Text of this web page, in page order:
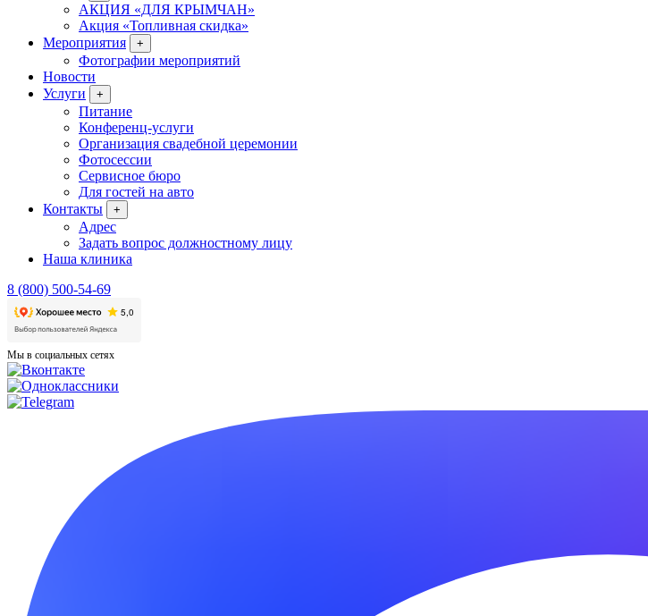
АКЦИЯ «ДЛЯ КРЫМЧАН»
Акция «Топливная скидка»
Мероприятия
+
Фотографии мероприятий
Новости
Услуги
+
Питание
Конференц-услуги
Организация свадебной церемонии
Фотосессии
Сервисное бюро
Для гостей на авто
Контакты
+
Адрес
Задать вопрос должностному лицу
Наша клиника
8 (800) 500-54-69
Мы в социальных сетях